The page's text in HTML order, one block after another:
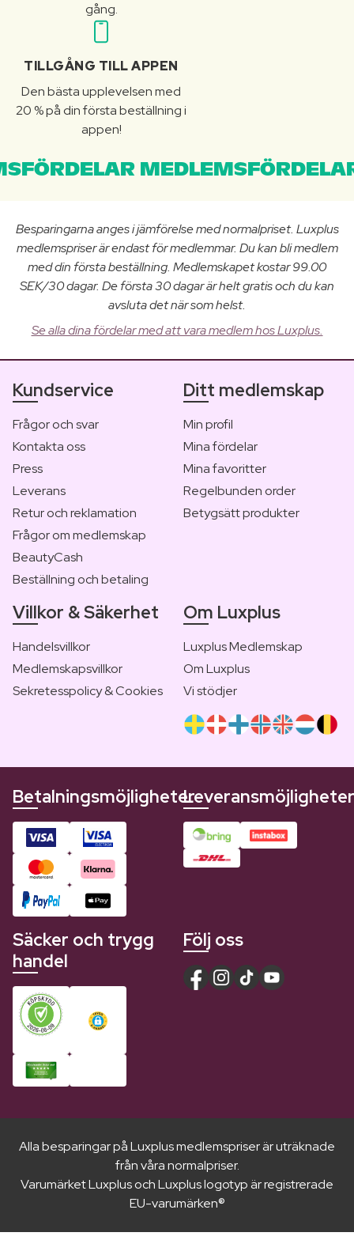
gång.
TILLGÅNG TILL APPEN
Den bästa upplevelsen med
20 % på din första beställning i
appen!
Besparingarna anges i jämförelse med normalpriset. Luxplus
medlemspriser är endast för medlemmar. Du kan bli medlem
med din första beställning. Medlemskapet kostar 99.00
SEK/30 dagar. De första 30 dagar är helt gratis och du kan
avsluta det när som helst.
Se alla dina fördelar med att vara medlem hos Luxplus.
Kundservice
Frågor och svar
Kontakta oss
Press
Leverans
Retur och reklamation
Frågor om medlemskap
BeautyCash
Beställning och betaling
Ditt medlemskap
Min profil
Mina fördelar
Mina favoritter
Regelbunden order
Betygsätt produkter
Villkor & Säkerhet
Handelsvillkor
Medlemskapsvillkor
Sekretesspolicy & Cookies
Om Luxplus
Luxplus Medlemskap
Om Luxplus
Vi stödjer
BetalningsmöjligheterLeveransmöjligheter
Säcker och trygg
handel
Följ oss
Alla besparingar på Luxplus medlemspriser är uträknade
från våra normalpriser.
Varumärket Luxplus och Luxplus logotyp är registrerade
EU-varumärken®